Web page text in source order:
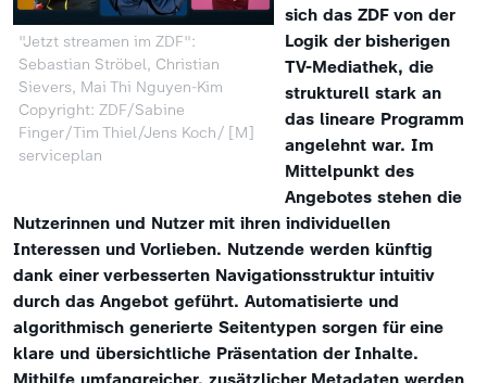
"Jetzt streamen im ZDF":
Sebastian Ströbel, Christian
Sievers, Mai Thi Nguyen-Kim
Copyright: ZDF/Sabine
Finger/Tim Thiel/Jens Koch/ [M]
serviceplan
sich das ZDF von der
Logik der bisherigen
TV-Mediathek, die
strukturell stark an
das lineare Programm
angelehnt war. Im
Mittelpunkt des
Angebotes stehen die
Nutzerinnen und Nutzer mit ihren individuellen
Interessen und Vorlieben. Nutzende werden künftig
dank einer verbesserten Navigationsstruktur intuitiv
durch das Angebot geführt. Automatisierte und
algorithmisch generierte Seitentypen sorgen für eine
klare und übersichtliche Präsentation der Inhalte.